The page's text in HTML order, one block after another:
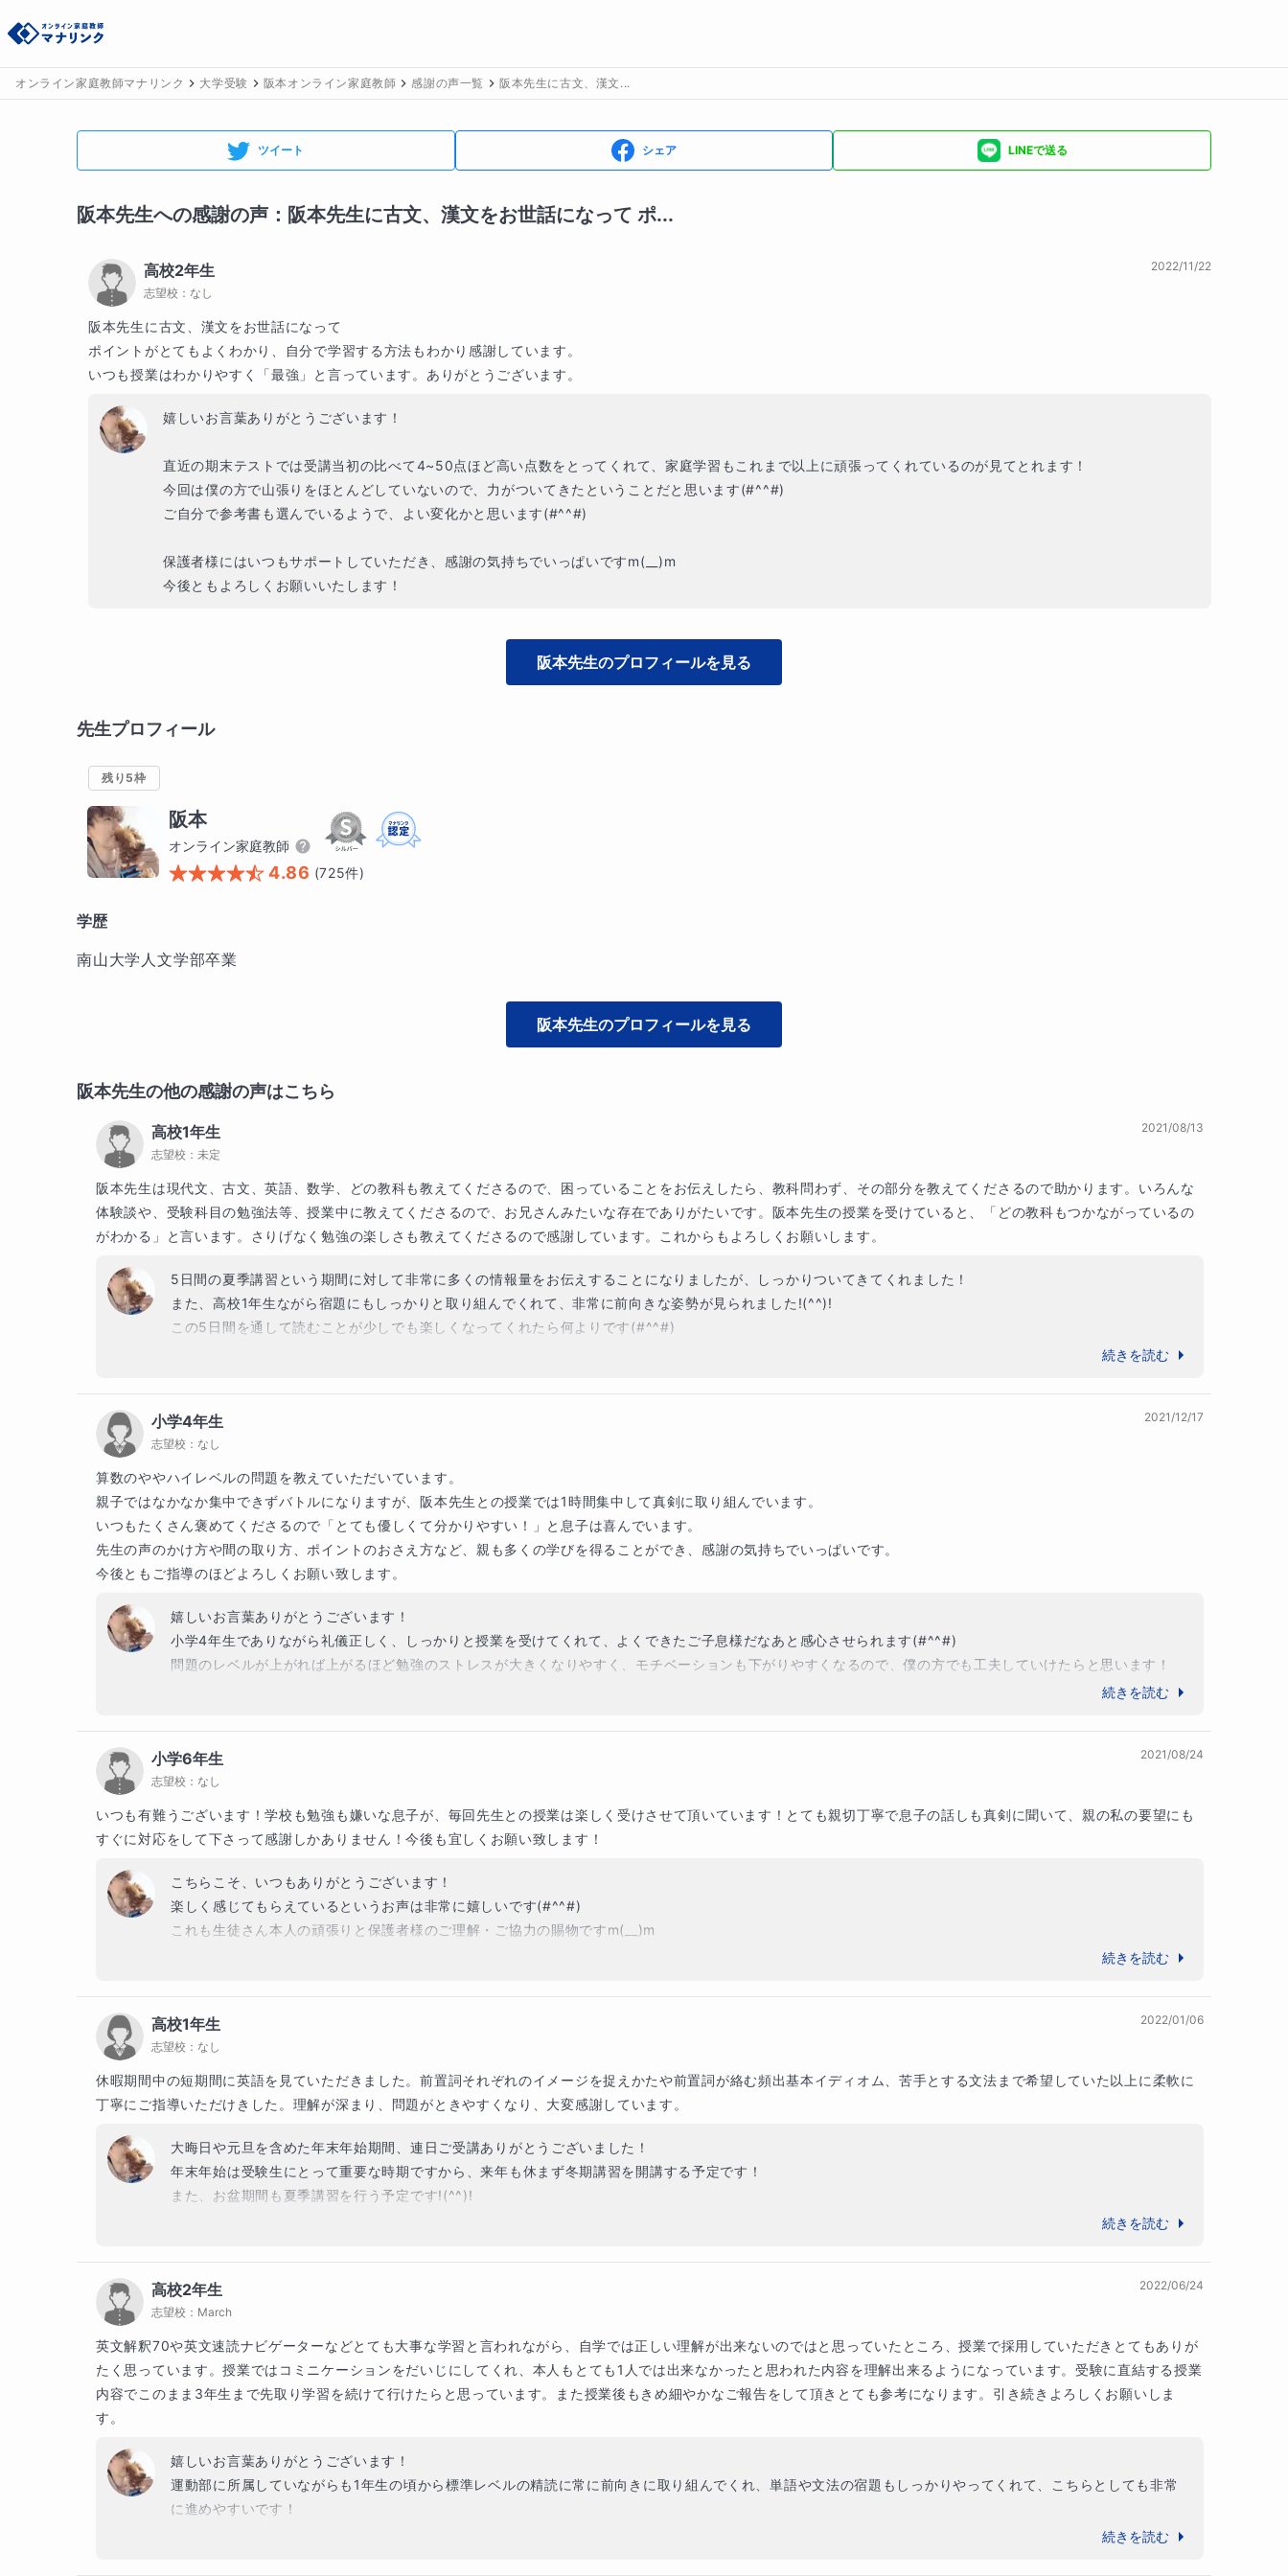
オンライン家庭教師マナリンク 大学受験 阪本オンライン家庭教師 感謝の声一覧 阪本先生に古文、漢文...
ツイート シェア LINEで送る
阪本先生への感謝の声： 阪本先生に古文、漢文をお世話になって ポ...
高校2年生
志望校： なし
2022/11/22
阪本先生に古文、漢文をお世話になって
ポイントがとてもよくわかり、自分で学習する方法もわかり感謝しています。
いつも授業はわかりやすく「最強」と言っています。ありがとうございます。
嬉しいお言葉ありがとうございます！
直近の期末テストでは受講当初の比べて4~50点ほど高い点数をとってくれて、家庭学習もこれまで以上に頑張ってくれているのが見てとれます！
今回は僕の方で山張りをほとんどしていないので、力がついてきたということだと思います(#^^#)
ご自分で参考書も選んでいるようで、よい変化かと思います(#^^#)
保護者様にはいつもサポートしていただき、感謝の気持ちでいっぱいですm(__)m
今後ともよろしくお願いいたします！
阪本先生のプロフィールを見る
先生プロフィール
残り5枠
阪本
オンライン家庭教師
4.86 (725件)
学歴
南山大学人文学部卒業
阪本先生のプロフィールを見る
阪本先生の他の感謝の声はこちら
高校1年生
志望校： 未定
2021/08/13
阪本先生は現代文、古文、英語、数学、どの教科も教えてくださるので、困っていることをお伝えしたら、教科問わず、その部分を教えてくださるので助かります。いろんな
体験談や、受験科目の勉強法等、授業中に教えてくださるので、お兄さんみたいな存在でありがたいです。阪本先生の授業を受けていると、「どの教科もつかながっているの
がわかる」と言います。さりげなく勉強の楽しさも教えてくださるので感謝しています。これからもよろしくお願いします。
5日間の夏季講習という期間に対して非常に多くの情報量をお伝えすることになりましたが、しっかりついてきてくれました！
また、高校1年生ながら宿題にもしっかりと取り組んでくれて、非常に前向きな姿勢が見られました!(^^)!
この5日間を通して読むことが少しでも楽しくなってくれたら何よりです(#^^#)
いと思います！
他の科目のことを含め、何でもお気軽にお申し付けください(*^▽^*)
続きを読む
小学4年生
志望校： なし
2021/12/17
算数のややハイレベルの問題を教えていただいています。
親子ではなかなか集中できずバトルになりますが、阪本先生との授業では1時間集中して真剣に取り組んでいます。
いつもたくさん褒めてくださるので「とても優しくて分かりやすい！」と息子は喜んでいます。
先生の声のかけ方や間の取り方、ポイントのおさえ方など、親も多くの学びを得ることができ、感謝の気持ちでいっぱいです。
今後ともご指導のほどよろしくお願い致します。
嬉しいお言葉ありがとうございます！
小学4年生でありながら礼儀正しく、しっかりと授業を受けてくれて、よくできたご子息様だなあと感心させられます(#^^#)
問題のレベルが上がれば上がるほど勉強のストレスが大きくなりやすく、モチベーションも下がりやすくなるので、僕の方でも工夫していけたらと思います！
とても進めやすく、助かっております(#^^#)
今後ともよろしくお願いいたします！
続きを読む
小学6年生
志望校： なし
2021/08/24
いつも有難うございます！学校も勉強も嫌いな息子が、毎回先生との授業は楽しく受けさせて頂いています！とても親切丁寧で息子の話しも真剣に聞いて、親の私の要望にも
すぐに対応をして下さって感謝しかありません！今後も宜しくお願い致します！
こちらこそ、いつもありがとうございます！
楽しく感じてもらえているというお声は非常に嬉しいです(#^^#)
これも生徒さん本人の頑張りと保護者様のご理解・ご協力の賜物ですm(__)m
を引く授業ができたらなと思います！
今度ともよろしくお願い致します！
続きを読む
高校1年生
志望校： なし
2022/01/06
休暇期間中の短期間に英語を見ていただきました。前置詞それぞれのイメージを捉えかたや前置詞が絡む頻出基本イディオム、苦手とする文法まで希望していた以上に柔軟に
丁寧にご指導いただけきした。理解が深まり、問題がときやすくなり、大変感謝しています。
大晦日や元旦を含めた年末年始期間、連日ご受講ありがとうございました！
年末年始は受験生にとって重要な時期ですから、来年も休まず冬期講習を開講する予定です！
また、お盆期間も夏季講習を行う予定です!(^^)!
続きを読む
高校2年生
志望校： March
2022/06/24
英文解釈70や英文速読ナビゲーターなどとても大事な学習と言われながら、自学では正しい理解が出来ないのではと思っていたところ、授業で採用していただきとてもありが
たく思っています。授業ではコミニケーションをだいじにしてくれ、本人もとても1人では出来なかったと思われた内容を理解出来るようになっています。受験に直結する授業
内容でこのまま3年生まで先取り学習を続けて行けたらと思っています。また授業後もきめ細やかなご報告をして頂きとても参考になります。引き続きよろしくお願いしま
す。
嬉しいお言葉ありがとうございます！
運動部に所属していながらも1年生の頃から標準レベルの精読に常に前向きに取り組んでくれ、単語や文法の宿題もしっかりやってくれて、こちらとしても非常
に進めやすいです！
続きを読む